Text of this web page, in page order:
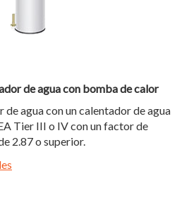
de agua con bomba de calor
de agua con un calentador de agua
Tier III o IV con un factor de
2.87 o superior.